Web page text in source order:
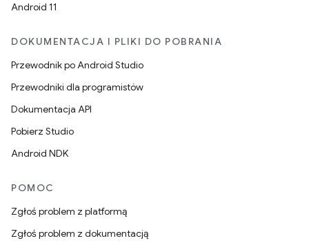
Android 11
DOKUMENTACJA I PLIKI DO POBRANIA
Przewodnik po Android Studio
Przewodniki dla programistów
Dokumentacja API
Pobierz Studio
Android NDK
POMOC
Zgłoś problem z platformą
Zgłoś problem z dokumentacją